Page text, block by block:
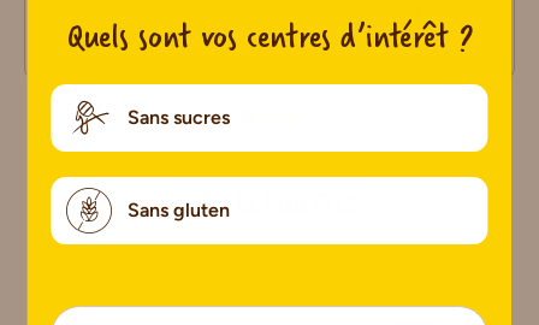
0 avis
PLUS DE RECETTES
Quels sont vos centres d’intérêt ?
Sans sucres
Sans gluten